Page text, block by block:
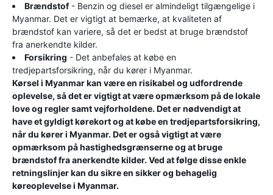
Brændstof- Benzin og diesel er almindeligt tilgængelige i
Myanmar. Det er vigtigt at bemærke, at kvaliteten af ​​
brændstof kan variere, så det er bedst at bruge brændstof
fra anerkendte kilder.
Forsikring - Det anbefales at købe en
tredjepartsforsikring, når du kører i Myanmar.
Kørsel i Myanmar kan være en risikabel og udfordrende
oplevelse, så det er vigtigt at være opmærksom på de lokale
love og regler samt vejforholdene. Det er nødvendigt at
have et gyldigt kørekort og at købe en tredjepartsforsikring,
når du kører i Myanmar. Det er også vigtigt at være
opmærksom på hastighedsgrænserne og at bruge
brændstof fra anerkendte kilder. Ved at følge disse enkle
retningslinjer kan du sikre en sikker og behagelig
køreoplevelse i Myanmar.